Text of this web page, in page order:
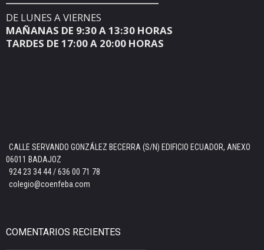
DE LUNES A VIERNES
MAÑANAS DE 9:30 A 13:30 HORAS
TARDES DE 17:00 A 20:00 HORAS
CALLE SERVANDO GONZÁLEZ BECERRA (S/N) EDIFICIO ECUADOR, ANEXO
06011 BADAJOZ
924 23 34 44 / 636 00 71 78
colegio@coenfeba.com
COMENTARIOS RECIENTES